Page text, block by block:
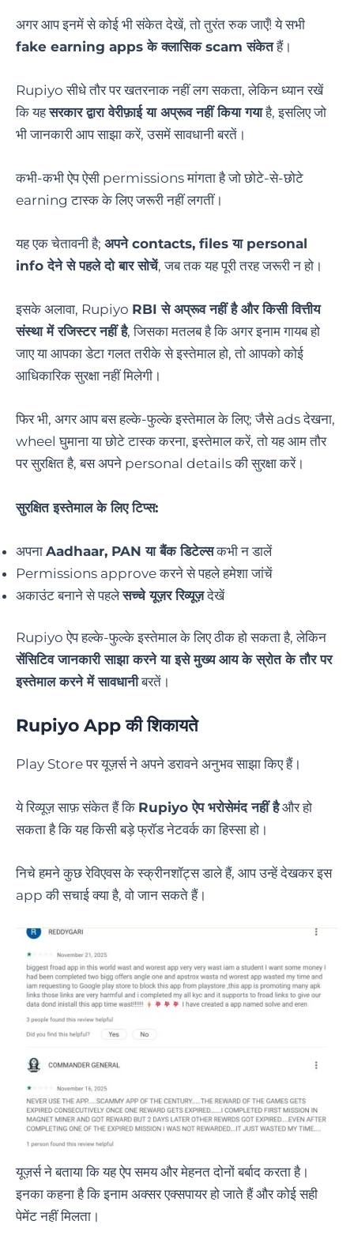
अगर आप इनमें से कोई भी संकेत देखें, तो तुरंत रुक जाएँ! ये सभी
fake earning apps के क्लासिक scam संकेतहैं।
Rupiyo सीधे तौर पर खतरनाक नहीं लग सकता, लेकिन ध्यान रखें
कि यहसरकार द्वारा वेरीफ़ाई या अप्रूव नहीं किया गयाहै, इसलिए जो
भी जानकारी आप साझा करें, उसमें सावधानी बरतें।
कभी-कभी ऐप ऐसी permissions मांगता है जो छोटे-से-छोटे
earning टास्क के लिए जरूरी नहीं लगतीं।
यह एक चेतावनी है; अपने contacts, files या personal
info देने से पहले दो बार सोचें, जब तक यह पूरी तरह जरूरी न हो।
इसके अलावा, Rupiyo RBI से अप्रूव नहीं है और किसी वित्तीय
संस्था में रजिस्टर नहीं है, जिसका मतलब है कि अगर इनाम गायब हो
जाए या आपका डेटा गलत तरीके से इस्तेमाल हो, तो आपको कोई
आधिकारिक सुरक्षा नहीं मिलेगी।
फिर भी, अगर आप बस हल्के-फुल्के इस्तेमाल के लिए; जैसे ads देखना,
wheel घुमाना या छोटे टास्क करना, इस्तेमाल करें, तो यह आम तौर
पर सुरक्षित है, बस अपने personal details की सुरक्षा करें।
सुरक्षित इस्तेमाल के लिए टिप्स:
अपना Aadhaar, PAN या बैंक डिटेल्सकभी न डालें
Permissions approve करने से पहले हमेशा जांचें
अकाउंट बनाने से पहलेसच्चे यूज़र रिव्यूज़देखें
Rupiyo ऐप हल्के-फुल्के इस्तेमाल के लिए ठीक हो सकता है, लेकिन
सेंसिटिव जानकारी साझा करने या इसे मुख्य आय के स्रोत के तौर पर
इस्तेमाल करने में सावधानीबरतें।
Rupiyo App की शिकायते
Play Store पर यूज़र्स ने अपने डरावने अनुभव साझा किए हैं।
ये रिव्यूज़ साफ़ संकेत हैं कि Rupiyo ऐप भरोसेमंद नहीं हैऔर हो
सकता है कि यह किसी बड़े फ्रॉड नेटवर्क का हिस्सा हो।
निचे हमने कुछ रेविएवस के स्क्रीनशॉट्स डाले हैं, आप उन्हें देखकर इस
app की सचाई क्या है, वो जान सकते हैं।
यूज़र्स ने बताया कि यह ऐप समय और मेहनत दोनों बर्बाद करता है।
इनका कहना है कि इनाम अक्सर एक्सपायर हो जाते हैं और कोई सही
पेमेंट नहीं मिलता।